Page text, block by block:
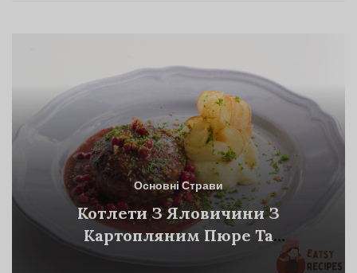
Основні Страви
Котлети З Яловичини З
Картопляним Пюре Та
Журавлинним Соусом